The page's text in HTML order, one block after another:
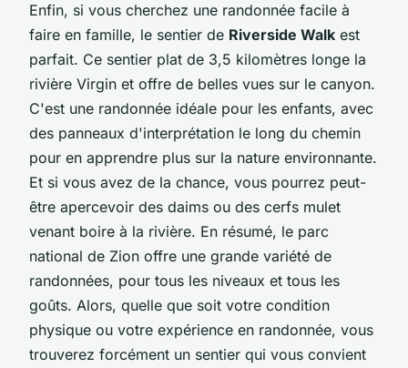
Enfin, si vous cherchez une randonnée facile à
faire en famille, le sentier de Riverside Walk est
parfait. Ce sentier plat de 3,5 kilomètres longe la
rivière Virgin et offre de belles vues sur le canyon.
C'est une randonnée idéale pour les enfants, avec
des panneaux d'interprétation le long du chemin
pour en apprendre plus sur la nature environnante.
Et si vous avez de la chance, vous pourrez peut-
être apercevoir des daims ou des cerfs mulet
venant boire à la rivière. En résumé, le parc
national de Zion offre une grande variété de
randonnées, pour tous les niveaux et tous les
goûts. Alors, quelle que soit votre condition
physique ou votre expérience en randonnée, vous
trouverez forcément un sentier qui vous convient